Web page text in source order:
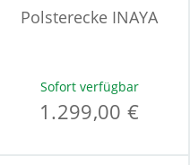
Polsterecke INAYA
Sofort verfügbar
1.299,00 €